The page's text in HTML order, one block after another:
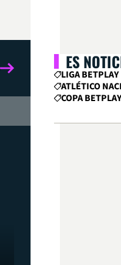
ES
LIGA BETPLAY
ATLÉTICO
COPA BETPLAY